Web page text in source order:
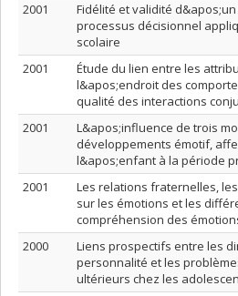
2001
Fidélité et validité
processus décisionnel
scolaire
2001
Étude du lien entre les
l&apos;endroit des
qualité des interactions
2001
L&apos;influence de trois
développements émotif,
l&apos;enfant à la période
2001
Les relations fraternelles,
sur les émotions et les
compréhension des
2000
Liens prospectifs entre les
personnalité et les
ultérieurs chez les